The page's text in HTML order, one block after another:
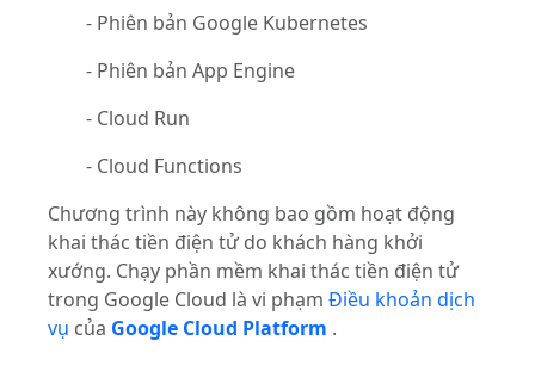
- Phiên bản Google Kubernetes
- Phiên bản App Engine
- Cloud Run
- Cloud Functions
Chương trình này không bao gồm hoạt động
khai thác tiền điện tử do khách hàng khởi
xướng. Chạy phần mềm khai thác tiền điện tử
trong Google Cloud là vi phạmĐiều khoản dịch
vụ của Google Cloud Platform .